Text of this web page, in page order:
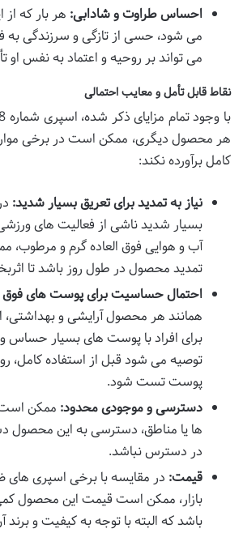
احساس طراوت و شادابی: هر بار که
می شود، حسی از تازگی و سرزندگی
می تواند بر روحیه و اعتماد به نفس او
نقاط قابل تأمل و معایب احتمالی
هر محصول دیگری، ممکن است در برخی
کامل برآورده نکند:
نیاز به تمدید برای تعریق بسیار شدید:
بسیار شدید ناشی از فعالیت های
آب و هوایی فوق العاده گرم و مرطوب،
تمدید محصول در طول روز باشد تا
احتمال حساسیت برای پوست های فوق
همانند هر محصول آرایشی و
برای افراد با پوست های بسیار حساس
توصیه می شود قبل از استفاده کامل،
پوست تست شود.
دسترسی و موجودی محدود: ممکن
ها یا مناطق، دسترسی به این محصول
در دسترس نباشد.
قیمت: در مقایسه با برخی اسپری های
بازار، ممکن است قیمت این محصول کمی
باشد که البته با توجه به کیفیت و